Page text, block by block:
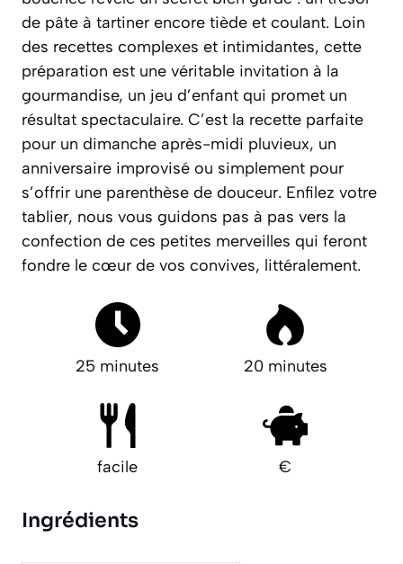
de pâte à tartiner encore tiède et coulant. Loin
des recettes complexes et intimidantes, cette
préparation est une véritable invitation à la
gourmandise, un jeu d’enfant qui promet un
résultat spectaculaire. C’est la recette parfaite
pour un dimanche après-midi pluvieux, un
anniversaire improvisé ou simplement pour
s’offrir une parenthèse de douceur. Enfilez votre
tablier, nous vous guidons pas à pas vers la
confection de ces petites merveilles qui feront
fondre le cœur de vos convives, littéralement.
25 minutes 20 minutes
facile €
Ingrédients